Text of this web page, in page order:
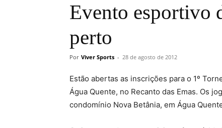
Evento esportivo
perto
Por Viver Sports - 28 de agosto de 2012
Estão abertas as inscrições para o 1º
Água Quente, no Recanto das Emas. Os
condomínio Nova Betânia, em Água